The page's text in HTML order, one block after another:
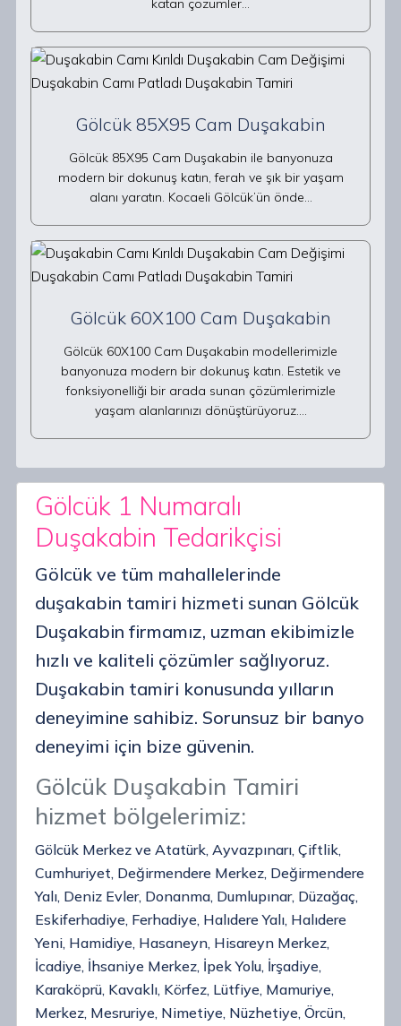
katan çözümler…
Gölcük 85X95 Cam Duşakabin
Gölcük 85X95 Cam Duşakabin ile banyonuza
modern bir dokunuş katın, ferah ve şık bir yaşam
alanı yaratın. Kocaeli Gölcük’ün önde…
Gölcük 60X100 Cam Duşakabin
Gölcük 60X100 Cam Duşakabin modellerimizle
banyonuza modern bir dokunuş katın. Estetik ve
fonksiyonelliği bir arada sunan çözümlerimizle
yaşam alanlarınızı dönüştürüyoruz.…
Gölcük 1 Numaralı
Duşakabin Tedarikçisi
Gölcük ve tüm mahallelerinde
duşakabin tamiri hizmeti sunan Gölcük
Duşakabin firmamız, uzman ekibimizle
hızlı ve kaliteli çözümler sağlıyoruz.
Duşakabin tamiri konusunda yılların
deneyimine sahibiz. Sorunsuz bir banyo
deneyimi için bize güvenin.
Gölcük Duşakabin Tamiri
hizmet bölgelerimiz:
Gölcük Merkez ve Atatürk, Ayvazpınarı, Çiftlik,
Cumhuriyet, Değirmendere Merkez, Değirmendere
Yalı, Deniz Evler, Donanma, Dumlupınar, Düzağaç,
Eskiferhadiye, Ferhadiye, Halıdere Yalı, Halıdere
Yeni, Hamidiye, Hasaneyn, Hisareyn Merkez,
İcadiye, İhsaniye Merkez, İpek Yolu, İrşadiye,
Karaköprü, Kavaklı, Körfez, Lütfiye, Mamuriye,
Merkez, Mesruriye, Nimetiye, Nüzhetiye, Örcün,